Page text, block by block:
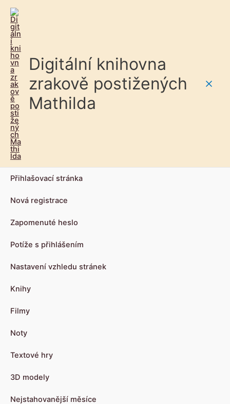
Digitální knihovna
zrakově postižených
Mathilda
Přihlašovací stránka
Nová registrace
Zapomenuté heslo
Potíže s přihlášením
Nastavení vzhledu stránek
Knihy
Filmy
Noty
Textové hry
3D modely
Nejstahovanější měsíce